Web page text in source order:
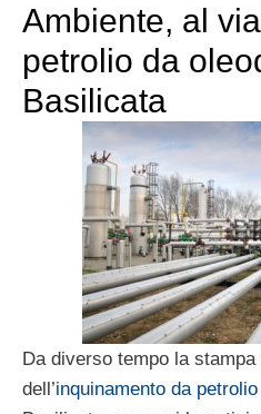
Ambiente, al
petrolio da
Basilicata
Da diverso tempo la
dell’inquinamento da petrolio